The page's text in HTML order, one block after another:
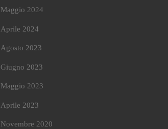
Maggio 2024
Aprile 2024
Agosto 2023
Giugno 2023
Maggio 2023
Aprile 2023
Novembre 2020